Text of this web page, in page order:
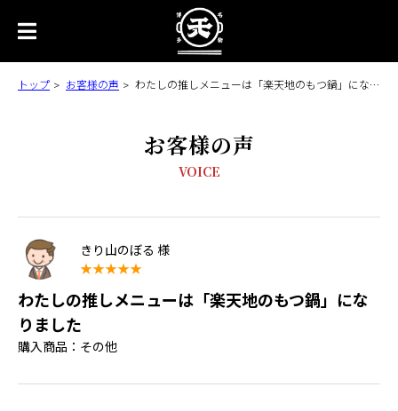
トップ お客様の声 わたしの推しメニューは「楽天地のもつ鍋」になりました
お客様の声
VOICE
きり山のぼる 様
わたしの推しメニューは「楽天地のもつ鍋」にな
りました
購入商品：その他